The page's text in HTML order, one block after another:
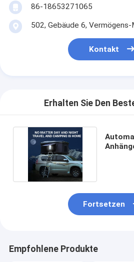
86-18653271065
502, Gebäude 6,
Kontakt
Erhalten Sie Den
Fortsetzen
Empfohlene Produkte